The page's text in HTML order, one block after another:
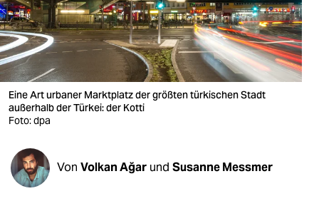
wahrheit
verlag
verlag
veranstaltungen
fragen & hilfe
Eine Art urbaner Marktplatz der größten türkischen Stadt
außerhalb der Türkei: der Kotti
Foto: dpa
Von Volkan Ağar und Susanne Messmer